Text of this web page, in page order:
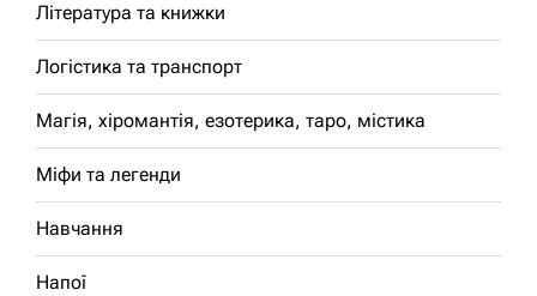
Література та книжки
Логістика та транспорт
Магія, хіромантія, езотерика, таро, містика
Міфи та легенди
Навчання
Напої